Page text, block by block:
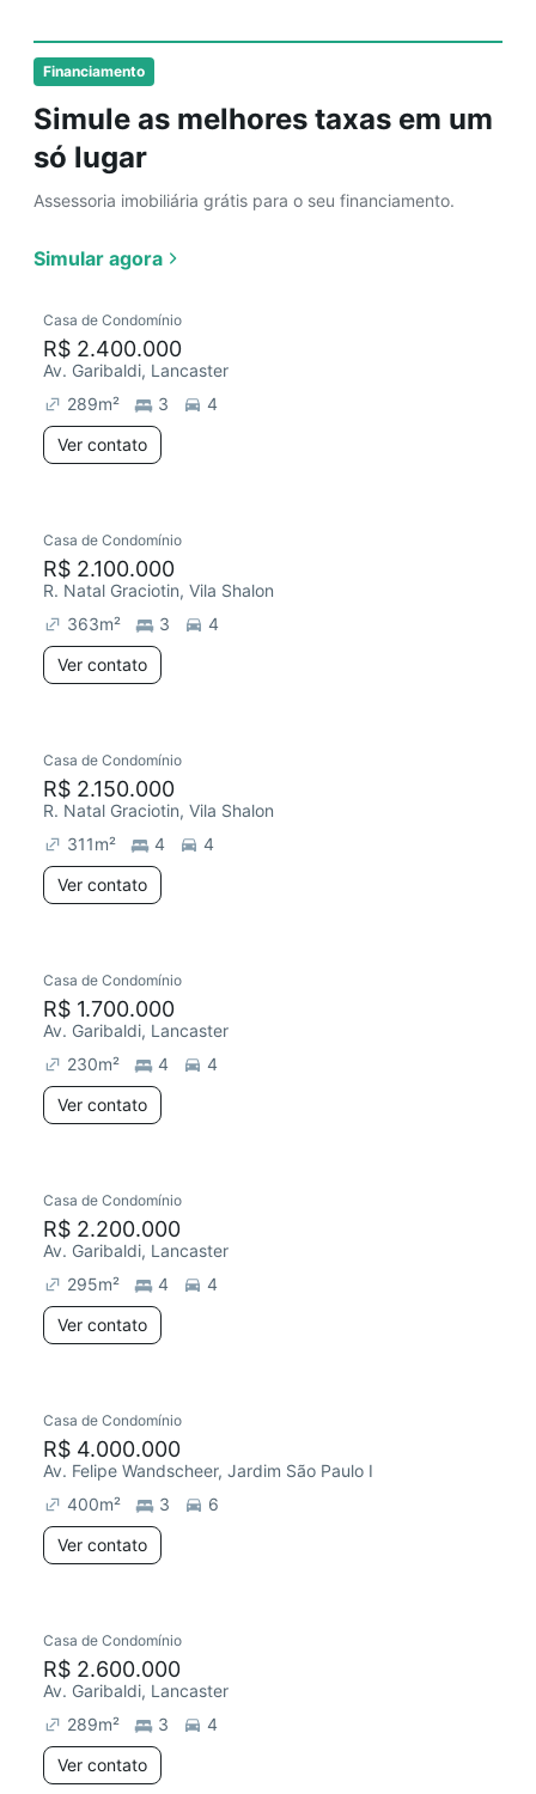
Financiamento
Simule as melhores taxas em um
só lugar
Assessoria imobiliária grátis para o seu financiamento.
Simular agora
Casa de Condomínio
R$ 2.400.000
Av. Garibaldi, Lancaster
289m² 3
4
Ver contato
Casa de Condomínio
R$ 2.100.000
R. Natal Graciotin, Vila Shalon
363m² 3
4
Ver contato
Casa de Condomínio
R$ 2.150.000
R. Natal Graciotin, Vila Shalon
311m² 4
4
Ver contato
Casa de Condomínio
R$ 1.700.000
Av. Garibaldi, Lancaster
230m² 4
4
Ver contato
Casa de Condomínio
R$ 2.200.000
Av. Garibaldi, Lancaster
295m² 4
4
Ver contato
Casa de Condomínio
R$ 4.000.000
Av. Felipe Wandscheer, Jardim São Paulo I
400m² 3
6
Ver contato
Casa de Condomínio
R$ 2.600.000
Av. Garibaldi, Lancaster
289m² 3
4
Ver contato